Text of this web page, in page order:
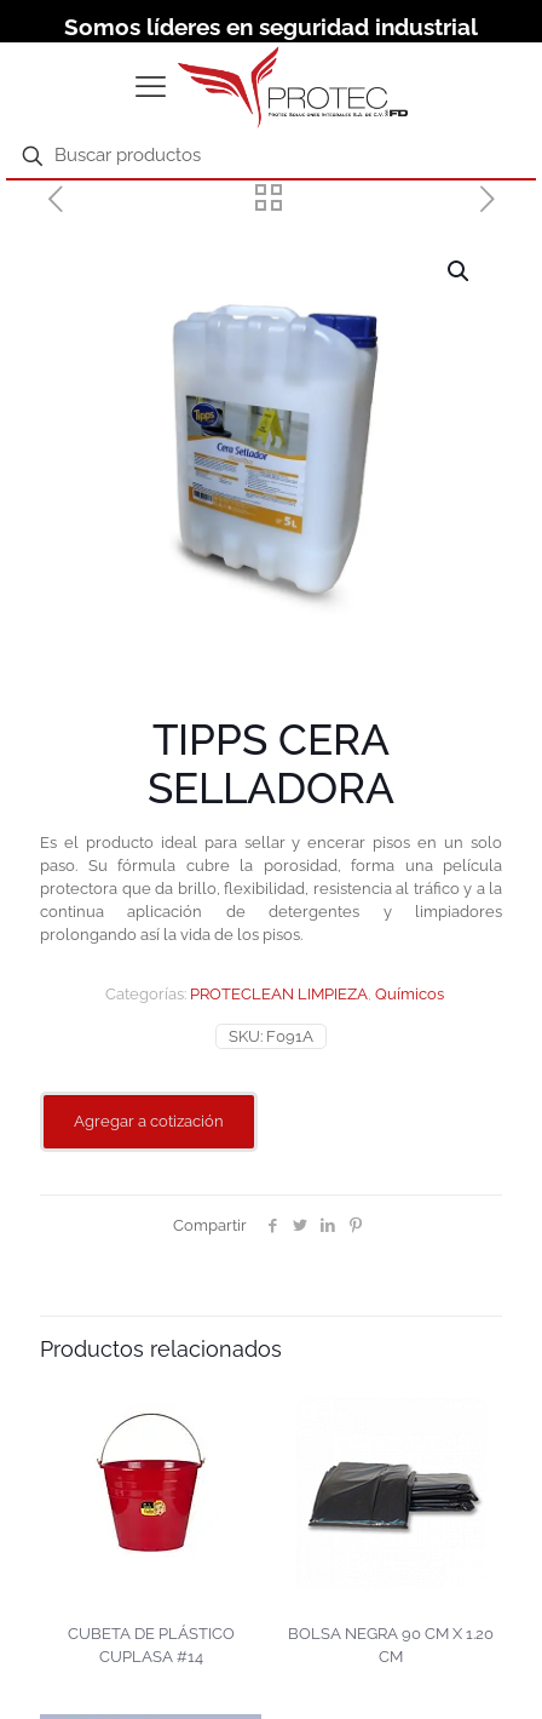
Somos líderes en seguridad industrial
TIPPS CERA
SELLADORA
Es el producto ideal para sellar y encerar pisos en un solo
paso. Su fórmula cubre la porosidad, forma una película
protectora que da brillo, flexibilidad, resistencia al tráfico y a la
continua aplicación de detergentes y limpiadores
prolongando así la vida de los pisos.
SKU: F091A
Categorías: PROTECLEAN LIMPIEZA, Químicos
Agregar a cotización
Compartir
Productos relacionados
CUBETA DE PLÁSTICO
CUPLASA #14
BOLSA NEGRA 90 CM X 1.20
CM